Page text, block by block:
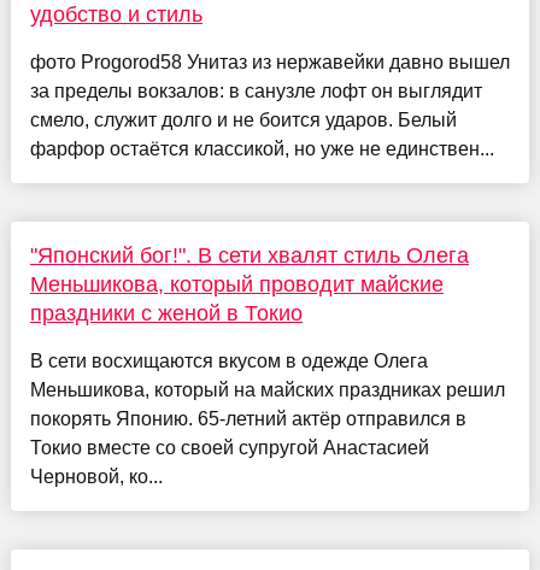
удобство и стиль
фото Progorod58 Унитаз из нержавейки давно вышел
за пределы вокзалов: в санузле лофт он выглядит
смело, служит долго и не боится ударов. Белый
фарфор остаётся классикой, но уже не единствен...
"Японский бог!". В сети хвалят стиль Олега
Меньшикова, который проводит майские
праздники с женой в Токио
В сети восхищаются вкусом в одежде Олега
Меньшикова, который на майских праздниках решил
покорять Японию. 65-летний актёр отправился в
Токио вместе со своей супругой Анастасией
Черновой, ко...